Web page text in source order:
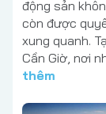
động sản
còn được
xung quanh.
Cần Giờ, nơi
thêm